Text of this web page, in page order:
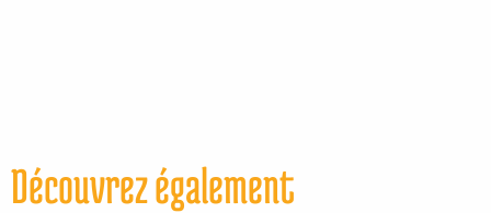
Découvrez également